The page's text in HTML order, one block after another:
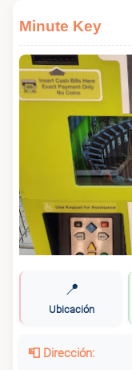
Minute Key
📍
Ubicación
📮 Dirección: